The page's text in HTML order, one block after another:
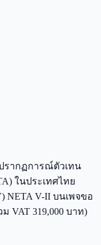
รากฏการณ์ตัวเทน
ในประเทศไทย
NETA V-II บนเพจขอ
VAT 319,000 บาท)